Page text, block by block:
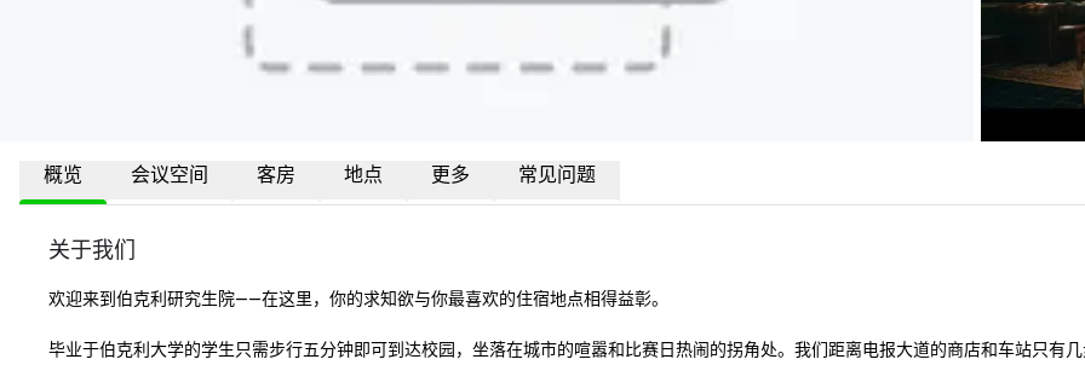
概览 会议空间 客房 地点 更多 常见问题
关于我们
欢迎来到伯克利研究生院——在这里，你的求知欲与你最喜欢的住宿地点相得益彰。
毕业于伯克利大学的学生只需步行五分钟即可到达校园，坐落在城市的喧嚣和比赛日热闹的拐角处。我们距离电报大道的商店和车站只有几